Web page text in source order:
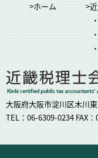
>ホーム
>
大阪府大阪市淀川区木川
TEL：06-6309-0234 FAX